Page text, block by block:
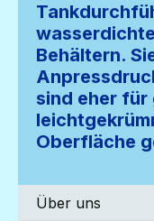
Behältern.
sind eher
Oberfläche
Über uns